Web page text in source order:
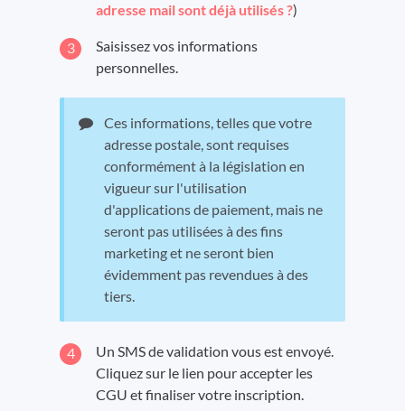
adresse mail sont déjà utilisés ?)
Saisissez vos informations
personnelles.
Ces informations, telles que votre
adresse postale, sont requises
conformément à la législation en
vigueur sur l'utilisation
d'applications de paiement, mais ne
seront pas utilisées à des fins
marketing et ne seront bien
évidemment pas revendues à des
tiers.
Un SMS de validation vous est envoyé.
Cliquez sur le lien pour accepter les
CGU et finaliser votre inscription.